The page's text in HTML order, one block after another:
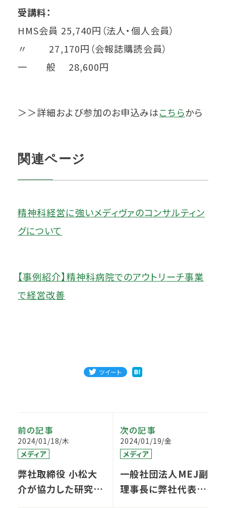
受講料：
HMS会員 25,740円（法人・個人会員）
〃 27,170円（会報誌購読会員）
一 般 28,600円
＞＞詳細および参加のお申込みはこちらから
関連ページ
精神科経営に強いメディヴァのコンサルティン
グについて
【事例紹介】精神科病院でのアウトリーチ事業
で経営改善
ツイート
前の記事
2024/01/18/木
メディア
弊社取締役 小松大
介が協力した研究成
次の記事
2024/01/19/金
メディア
一般社団法人MEJ副
理事長に弊社代表大